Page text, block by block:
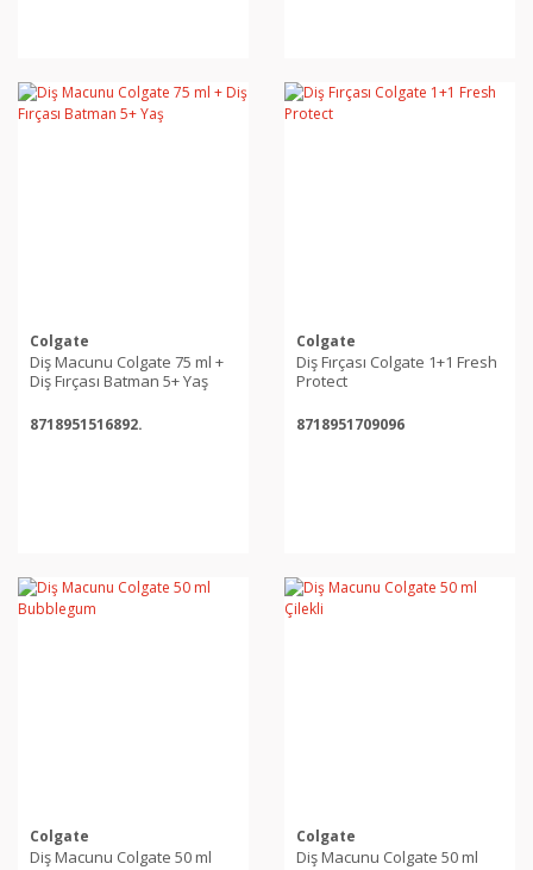
Colgate
Diş Macunu Colgate 75 ml +
Diş Fırçası Batman 5+ Yaş
8718951516892.
Colgate
Diş Fırçası Colgate 1+1 Fresh
Protect
8718951709096
Colgate
Diş Macunu Colgate 50 ml
Colgate
Diş Macunu Colgate 50 ml